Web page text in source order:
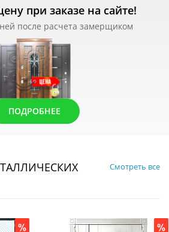
при заказе на сайте!
после расчета замерщиком
ПОДРОБНЕЕ
Смотреть все